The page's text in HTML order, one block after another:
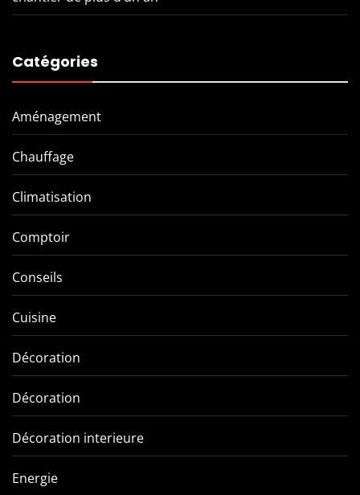
Catégories
Aménagement
Chauffage
Climatisation
Comptoir
Conseils
Cuisine
Décoration
Décoration
Décoration interieure
Energie